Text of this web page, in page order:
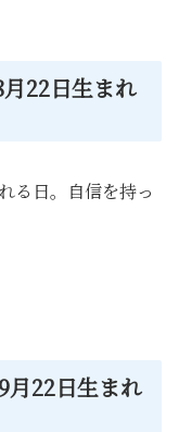
22日生まれ
る日。自信を持っ
月22日生まれ